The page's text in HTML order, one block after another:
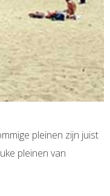
pleinen zijn juist
pleinen van